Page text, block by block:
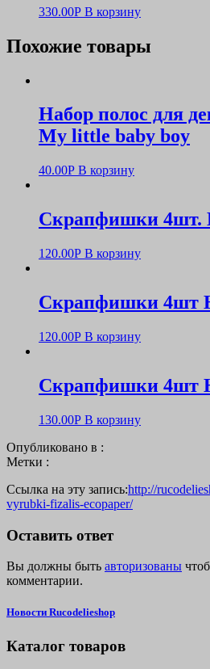
330.00Р В корзину
Похожие товары
Набор полос для
My little baby boy
40.00Р В корзину
Скрапфишки 4шт.
120.00Р В корзину
Скрапфишки 4шт
120.00Р В корзину
Скрапфишки 4шт
130.00Р В корзину
Опубликовано в :
Метки :
Ссылка на эту запись:http://
vyrubki-fizalis-ecopaper/
Оставить ответ
Вы должны быть авторизованы
комментарии.
Новости Rucodelieshop
Каталог товаров